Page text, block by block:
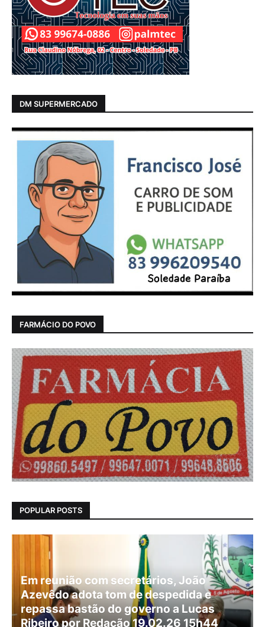
DM SUPERMERCADO
FARMÁCIO DO POVO
POPULAR POSTS
Em reunião com secretários, João
Azevêdo adota tom de despedida e
repassa bastão do governo a Lucas
Ribeiro por Redação 19.02.26 15h44